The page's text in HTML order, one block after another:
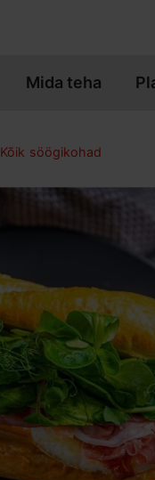
Mida teha
Kõik söögikohad